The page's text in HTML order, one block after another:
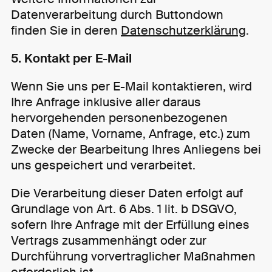
Datenverarbeitung durch Buttondown
finden Sie in deren Datenschutzerklärung.
5. Kontakt per E-Mail
Wenn Sie uns per E-Mail kontaktieren, wird
Ihre Anfrage inklusive aller daraus
hervorgehenden personenbezogenen
Daten (Name, Vorname, Anfrage, etc.) zum
Zwecke der Bearbeitung Ihres Anliegens bei
uns gespeichert und verarbeitet.
Die Verarbeitung dieser Daten erfolgt auf
Grundlage von Art. 6 Abs. 1 lit. b DSGVO,
sofern Ihre Anfrage mit der Erfüllung eines
Vertrags zusammenhängt oder zur
Durchführung vorvertraglicher Maßnahmen